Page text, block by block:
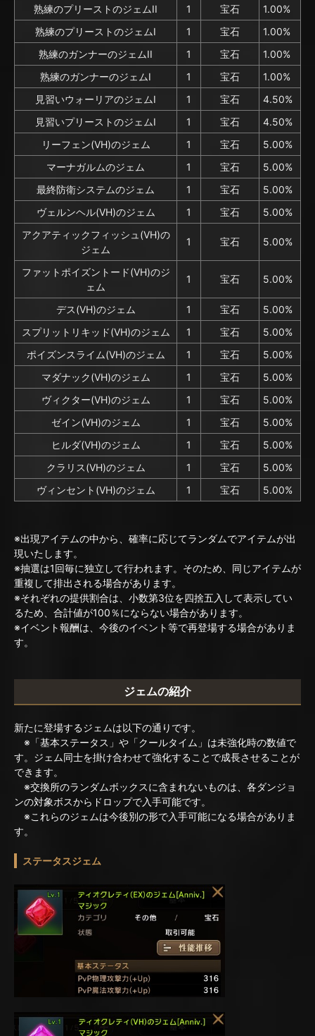
熟練のプリーストのジェムII 1 宝石
1.00%
熟練のプリーストのジェムI
1 宝石
1.00%
熟練のガンナーのジェムII
1 宝石
1.00%
熟練のガンナーのジェムI
1 宝石
1.00%
見習いウォーリアのジェムI
1 宝石
4.50%
見習いプリーストのジェムI
1 宝石
4.50%
リーフェン(VH)のジェム
1 宝石
5.00%
マーナガルムのジェム
1 宝石
5.00%
最終防衛システムのジェム
1 宝石
5.00%
ヴェルンヘル(VH)のジェム
1 宝石
5.00%
アクアティックフィッシュ(VH)の
ジェム
1 宝石 5.00%
ファットポイズントード(VH)のジ
ェム
1 宝石 5.00%
デス(VH)のジェム 1 宝石
5.00%
スプリットリキッド(VH)のジェム
1 宝石
5.00%
ポイズンスライム(VH)のジェム
1 宝石
5.00%
マダナック(VH)のジェム
1 宝石
5.00%
ヴィクター(VH)のジェム
1 宝石
5.00%
ゼイン(VH)のジェム
1 宝石
5.00%
ヒルダ(VH)のジェム
1 宝石
5.00%
クラリス(VH)のジェム
1 宝石
5.00%
ヴィンセント(VH)のジェム
1 宝石 5.00%
※出現アイテムの中から、確率に応じてランダムでアイテムが出
現いたします。
※抽選は1回毎に独立して行われます。そのため、同じアイテムが
重複して排出される場合があります。
※それぞれの提供割合は、小数第3位を四捨五入して表示してい
るため、合計値が100％にならない場合があります。
※イベント報酬は、今後のイベント等で再登場する場合がありま
す。
ジェムの紹介
新たに登場するジェムは以下の通りです。
※「基本ステータス」や「クールタイム」は未強化時の数値で
す。ジェム同士を掛け合わせて強化することで成長させることが
できます。
※交換所のランダムボックスに含まれないものは、各ダンジョ
ンの対象ボスからドロップで入手可能です。
※これらのジェムは今後別の形で入手可能になる場合がありま
す。
ステータスジェム